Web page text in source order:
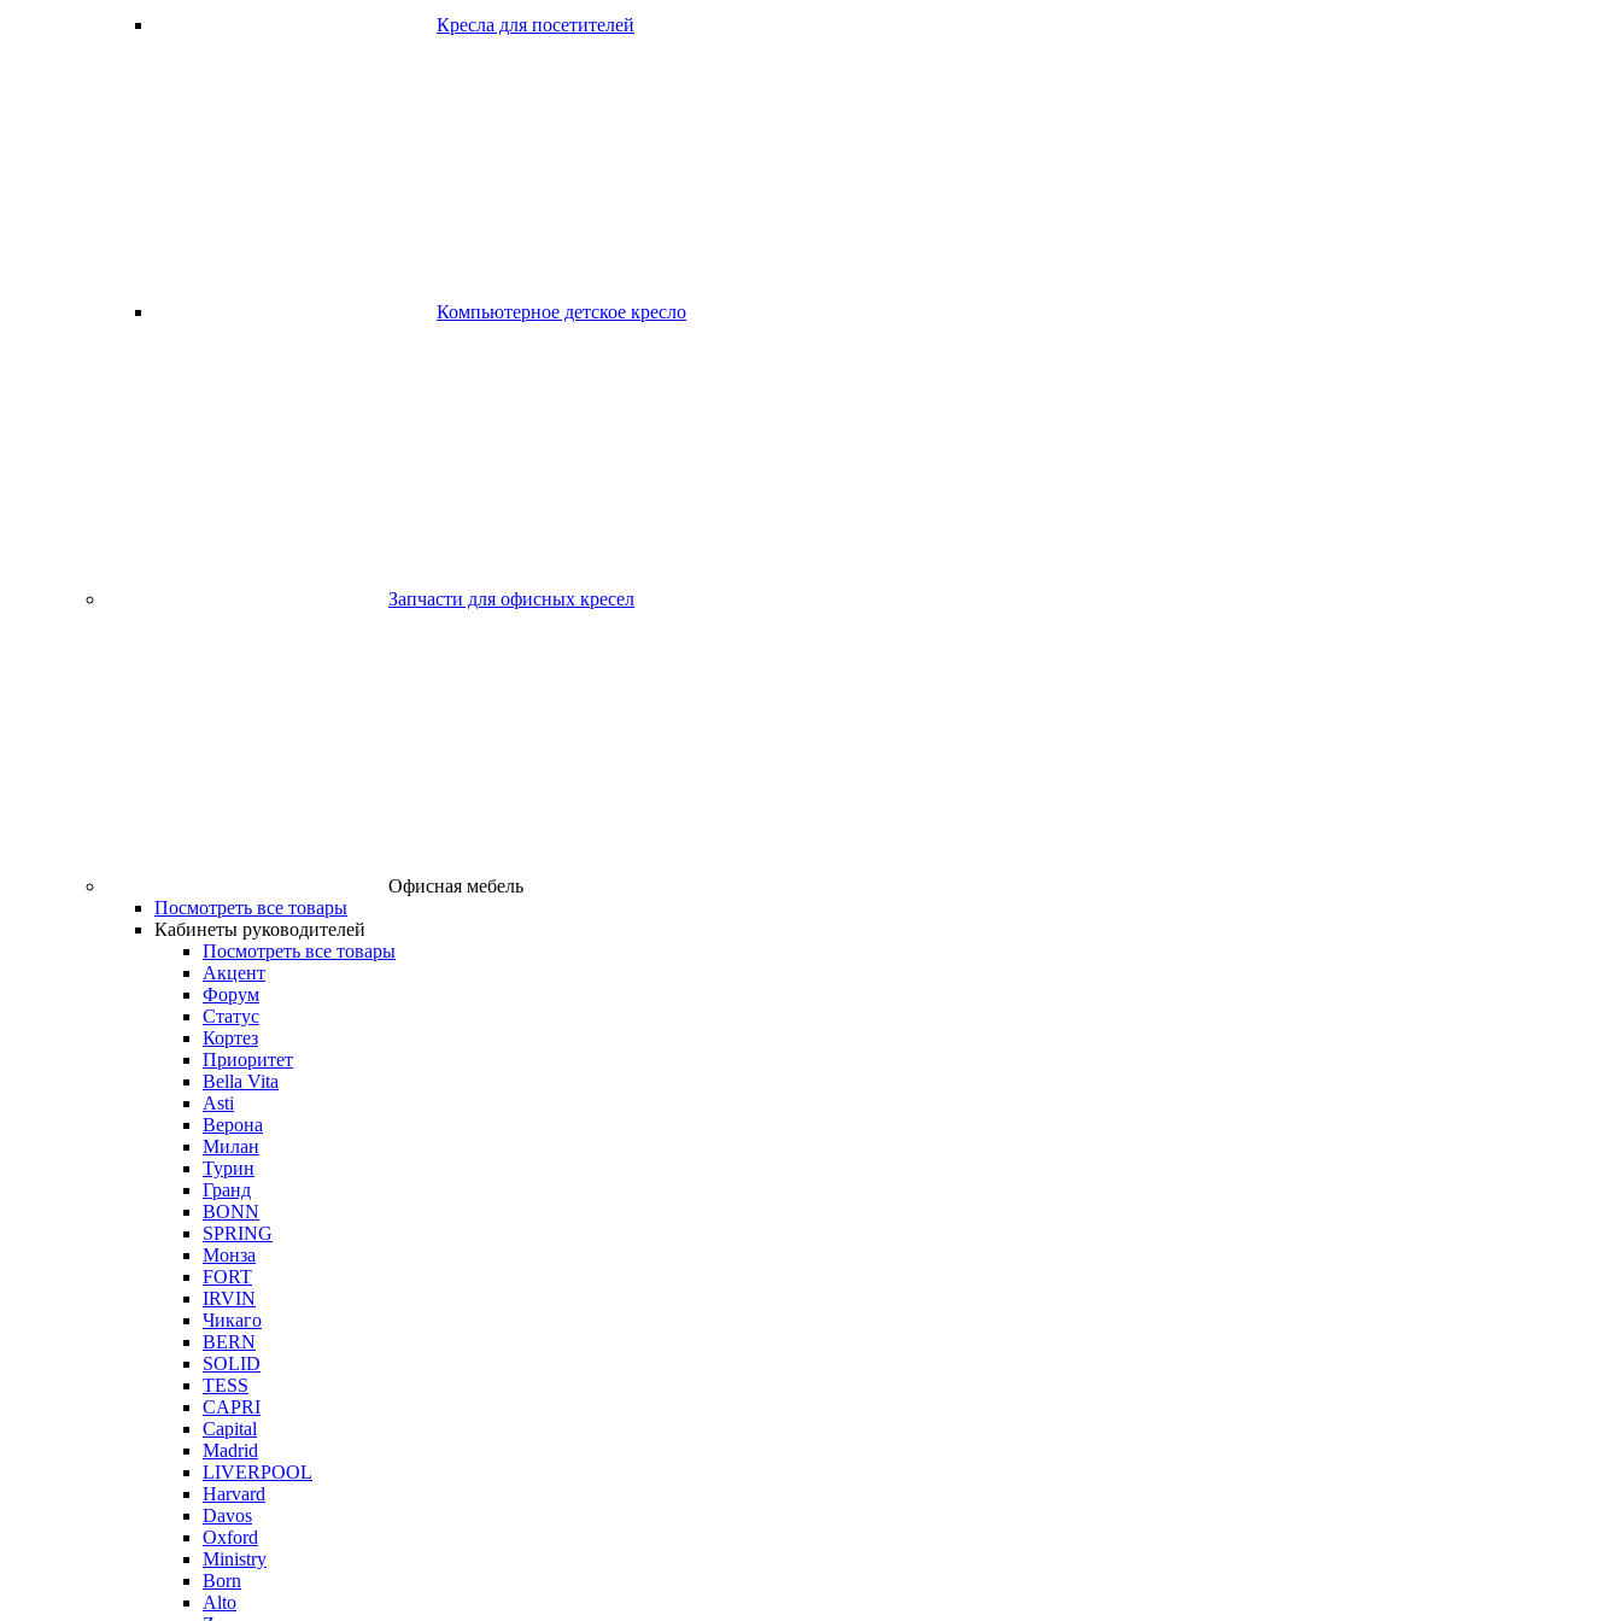
Кресла для посетителей
Компьютерное детское кресло
Запчасти для офисных кресел
Офисная мебель
Посмотреть все товары
Кабинеты руководителей
Посмотреть все товары
Акцент
Форум
Статус
Кортез
Приоритет
Bella Vita
Asti
Верона
Милан
Турин
Гранд
BONN
SPRING
Монза
FORT
IRVIN
Чикаго
BERN
SOLID
TESS
CAPRI
Capital
Madrid
LIVERPOOL
Harvard
Davos
Oxford
Ministry
Born
Alto